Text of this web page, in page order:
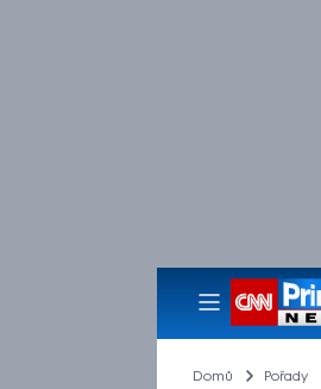
Domů Pořady